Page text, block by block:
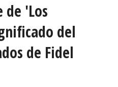
de 'Los
del
de Fidel